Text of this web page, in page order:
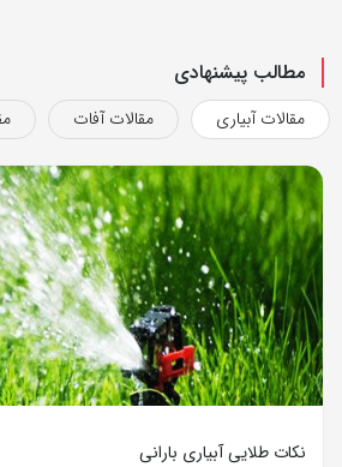
مطالب پیشنهادی
مقالات آبیاری مقالات آفات
نکات طلایی آبیاری بارانی